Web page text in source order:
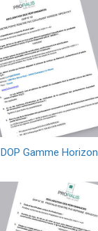
DOP Gamme Horizon